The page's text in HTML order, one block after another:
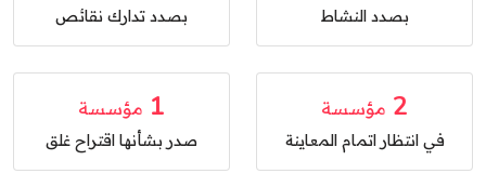
بصدد النشاط بصدد تدارك نقائص
2 مؤسسة
في انتظار اتمام المعاينة
1 مؤسسة
صدر بشأنها اقتراح غلق